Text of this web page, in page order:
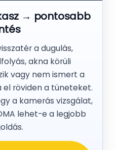
→ pontosabb
a dugulás,
akna körüli
vagy nem ismert a
el röviden a tüneteket.
a kamerás vizsgálat,
lehet-e a legjobb